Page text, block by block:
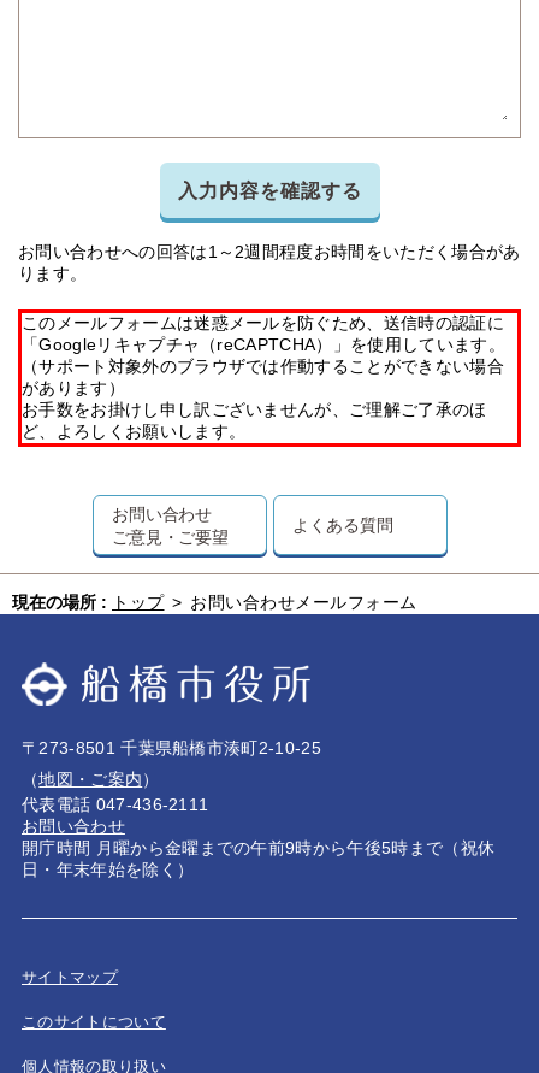
入力内容を確認する
お問い合わせへの回答は1～2週間程度お時間をいただく場合があ
ります。
このメールフォームは迷惑メールを防ぐため、送信時の認証に
「Googleリキャプチャ（reCAPTCHA）」を使用しています。
（サポート対象外のブラウザでは作動することができない場合
があります）
お手数をお掛けし申し訳ございませんが、ご理解ご了承のほ
ど、よろしくお願いします。
お問い合わせ
ご意見・ご要望
よくある質問
現在の場所 : トップ > お問い合わせメールフォーム
〒273-8501 千葉県船橋市湊町2-10-25
（地図・ご案内）
代表電話 047-436-2111
お問い合わせ
開庁時間 月曜から金曜までの午前9時から午後5時まで（祝休
日・年末年始を除く）
サイトマップ
このサイトについて
個人情報の取り扱い